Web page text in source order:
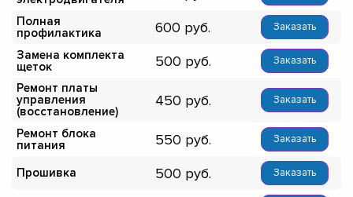
Полная
профилактика
600 Заказать
Замена комплекта
щеток
500 Заказать
Ремонт платы
управления
(восстановление)
450 Заказать
Ремонт блока
питания
550 Заказать
Прошивка 500 Заказать